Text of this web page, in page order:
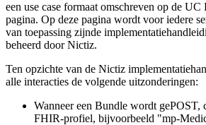
een use case formaat omschreven op de UC
pagina. Op deze pagina wordt voor iedere
van toepassing zijnde
beheerd door Nictiz.
Ten opzichte van de Nictiz
alle interacties de volgende uitzonderingen:
Wanneer een Bundle wordt gePOST,
FHIR-profiel, bijvoorbeeld "mp-